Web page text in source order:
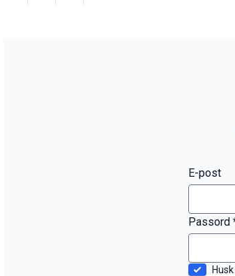
E-post
Passord